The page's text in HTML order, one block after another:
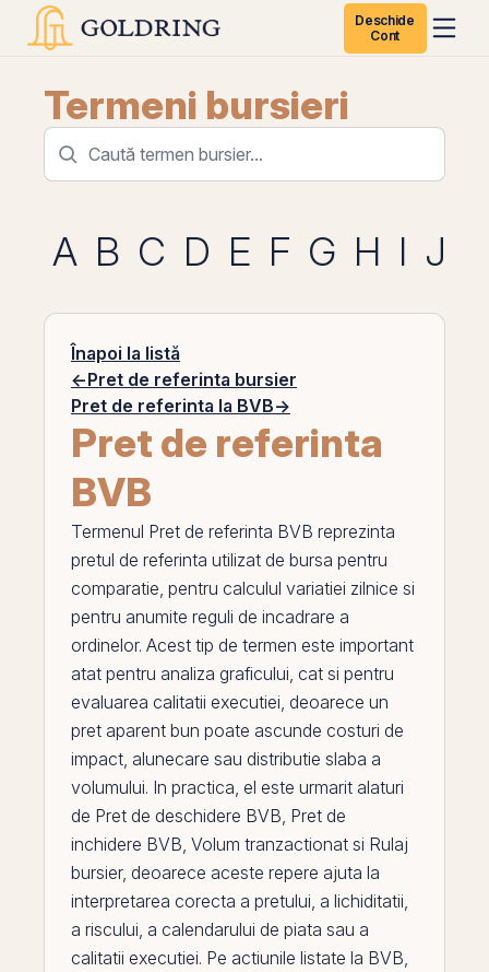
Deschide
Cont
Termeni bursieri
A B C D E F G H I J
Înapoi la listă
←Pret de referinta bursier
Pret de referinta la BVB→
Pret de referinta
BVB
Termenul Pret de referinta BVB reprezinta
pretul de referinta utilizat de bursa pentru
comparatie, pentru calculul variatiei zilnice si
pentru anumite reguli de incadrare a
ordinelor. Acest tip de termen este important
atat pentru analiza graficului, cat si pentru
evaluarea calitatii executiei, deoarece un
pret aparent bun poate ascunde costuri de
impact, alunecare sau distributie slaba a
volumului. In practica, el este urmarit alaturi
de Pret de deschidere BVB, Pret de
inchidere BVB, Volum tranzactionat si Rulaj
bursier, deoarece aceste repere ajuta la
interpretarea corecta a pretului, a lichiditatii,
a riscului, a calendarului de piata sau a
calitatii executiei. Pe actiunile listate la BVB,